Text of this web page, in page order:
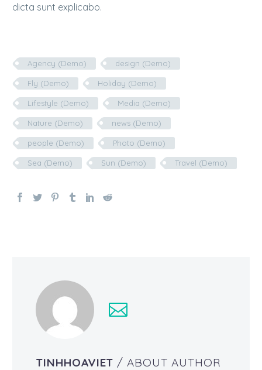
dicta sunt explicabo.
Agency (Demo) design (Demo)
Fly (Demo) Holiday (Demo)
Lifestyle (Demo) Media (Demo)
Nature (Demo) news (Demo)
people (Demo) Photo (Demo)
Sea (Demo) Sun (Demo) Travel (Demo)
TINHHOAVIET / ABOUT AUTHOR